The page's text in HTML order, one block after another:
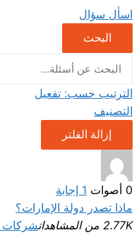
اسأل سؤال
البحث
الترتيب حسب: تفعيل
التصنيف
إزالة الفلتر
0 أصوات 1 إجابة
ماذا تصدر دولة الإمارات؟
2.77K من المشاهدات
شركات